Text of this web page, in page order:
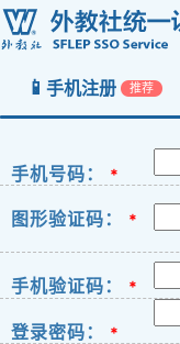
📱 手机注册 推荐
手机号码： *
图形验证码： *
手机验证码： *
登录密码： *